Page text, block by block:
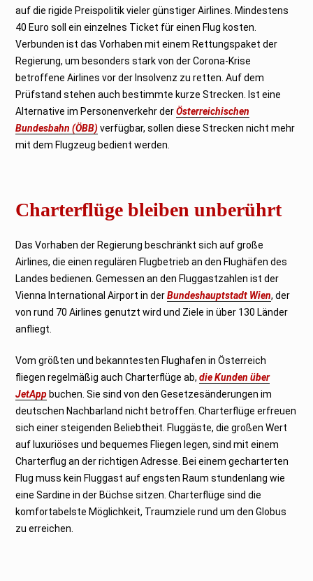
auf die rigide Preispolitik vieler günstiger Airlines. Mindestens
40 Euro soll ein einzelnes Ticket für einen Flug kosten.
Verbunden ist das Vorhaben mit einem Rettungspaket der
Regierung, um besonders stark von der Corona-Krise
betroffene Airlines vor der Insolvenz zu retten. Auf dem
Prüfstand stehen auch bestimmte kurze Strecken. Ist eine
Alternative im Personenverkehr derÖsterreichischen
Bundesbahn (ÖBB) verfügbar, sollen diese Strecken nicht mehr
mit dem Flugzeug bedient werden.
Charterflüge bleiben unberührt
Das Vorhaben der Regierung beschränkt sich auf große
Airlines, die einen regulären Flugbetrieb an den Flughäfen des
Landes bedienen. Gemessen an den Fluggastzahlen ist der
Vienna International Airport in derBundeshauptstadt Wien, der
von rund 70 Airlines genutzt wird und Ziele in über 130 Länder
anfliegt.
Vom größten und bekanntesten Flughafen in Österreich
fliegen regelmäßig auch Charterflüge ab,die Kunden über
JetApp buchen. Sie sind von den Gesetzesänderungen im
deutschen Nachbarland nicht betroffen. Charterflüge erfreuen
sich einer steigenden Beliebtheit. Fluggäste, die großen Wert
auf luxuriöses und bequemes Fliegen legen, sind mit einem
Charterflug an der richtigen Adresse. Bei einem gecharterten
Flug muss kein Fluggast auf engsten Raum stundenlang wie
eine Sardine in der Büchse sitzen. Charterflüge sind die
komfortabelste Möglichkeit, Traumziele rund um den Globus
zu erreichen.